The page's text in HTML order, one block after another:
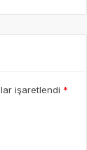
işaretlendi *